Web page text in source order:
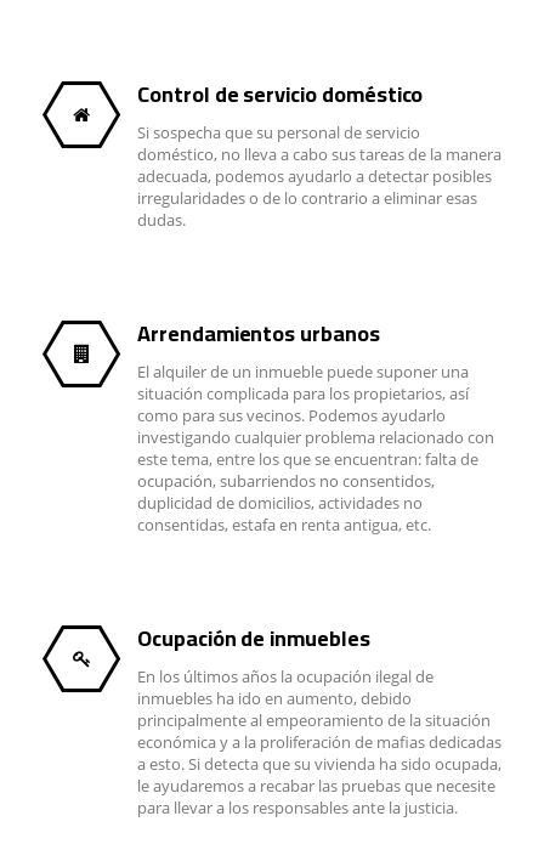
Control de servicio doméstico
Si sospecha que su personal de servicio
doméstico, no lleva a cabo sus tareas de la manera
adecuada, podemos ayudarlo a detectar posibles
irregularidades o de lo contrario a eliminar esas
dudas.
Arrendamientos urbanos
El alquiler de un inmueble puede suponer una
situación complicada para los propietarios, así
como para sus vecinos. Podemos ayudarlo
investigando cualquier problema relacionado con
este tema, entre los que se encuentran: falta de
ocupación, subarriendos no consentidos,
duplicidad de domicilios, actividades no
consentidas, estafa en renta antigua, etc.
Ocupación de inmuebles
En los últimos años la ocupación ilegal de
inmuebles ha ido en aumento, debido
principalmente al empeoramiento de la situación
económica y a la proliferación de mafias dedicadas
a esto. Si detecta que su vivienda ha sido ocupada,
le ayudaremos a recabar las pruebas que necesite
para llevar a los responsables ante la justicia.